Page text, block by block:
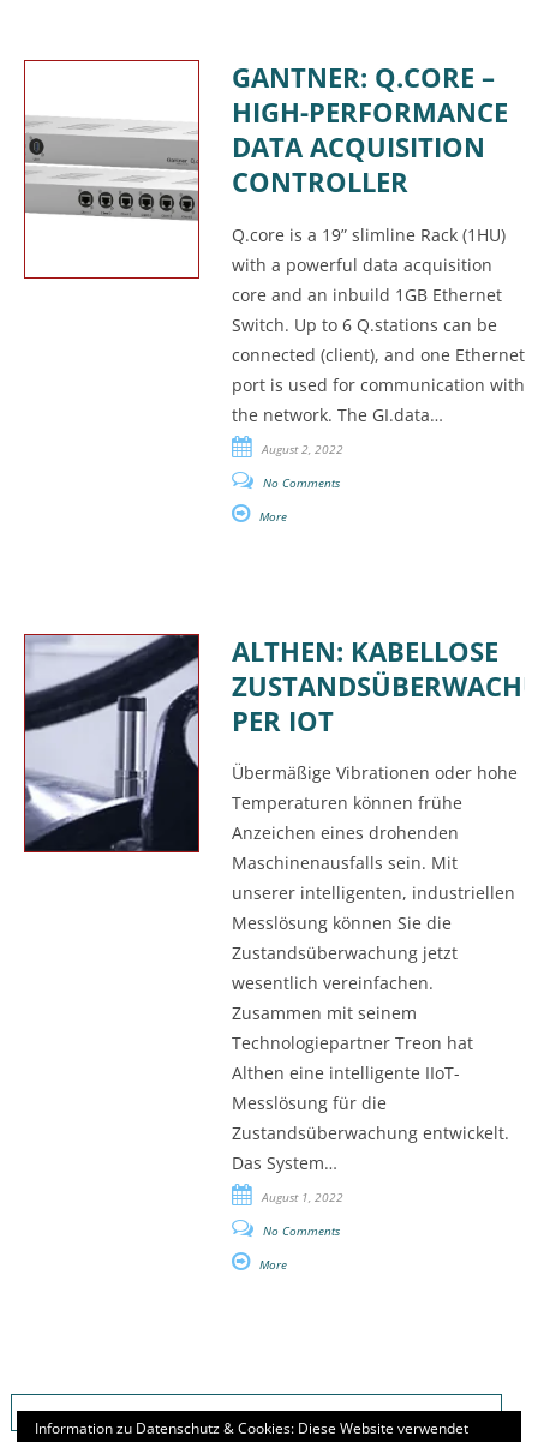
GANTNER: Q.CORE –
HIGH-PERFORMANCE
DATA ACQUISITION
CONTROLLER
Q.core is a 19” slimline Rack (1HU)
with a powerful data acquisition
core and an inbuild 1GB Ethernet
Switch. Up to 6 Q.stations can be
connected (client), and one Ethernet
port is used for communication with
the network. The GI.data…
August 2, 2022
No Comments
More
ALTHEN: KABELLOSE
PER IOT
Übermäßige Vibrationen oder hohe
Temperaturen können frühe
Anzeichen eines drohenden
Maschinenausfalls sein. Mit
unserer intelligenten, industriellen
Messlösung können Sie die
Zustandsüberwachung jetzt
wesentlich vereinfachen.
Zusammen mit seinem
Technologiepartner Treon hat
Althen eine intelligente IIoT-
Messlösung für die
Zustandsüberwachung entwickelt.
Das System…
August 1, 2022
No Comments
More
Search
Information zu Datenschutz & Cookies: Diese Website verwendet